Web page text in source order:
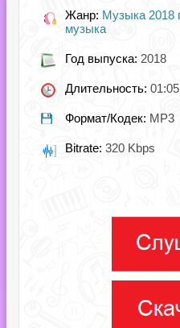
Жанр: Музыка 2018
музыка
Год выпуска: 2018
Длительность:
Формат/Кодек: MP3
Bitrate: 320 Kbps